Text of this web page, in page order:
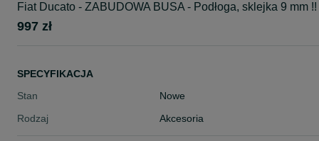
Fiat Ducato - ZABUDOWA BUSA - Podłoga, sklejka 9 mm !!
997 zł
SPECYFIKACJA
Stan
Nowe
Rodzaj
Akcesoria